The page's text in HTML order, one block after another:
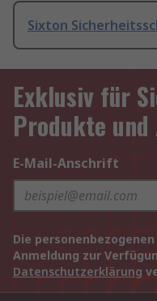
Sixton
Exklusiv für
Produkte und
E-Mail-Anschrift
Die
Anmeldung zur
Datenschutzerklärung